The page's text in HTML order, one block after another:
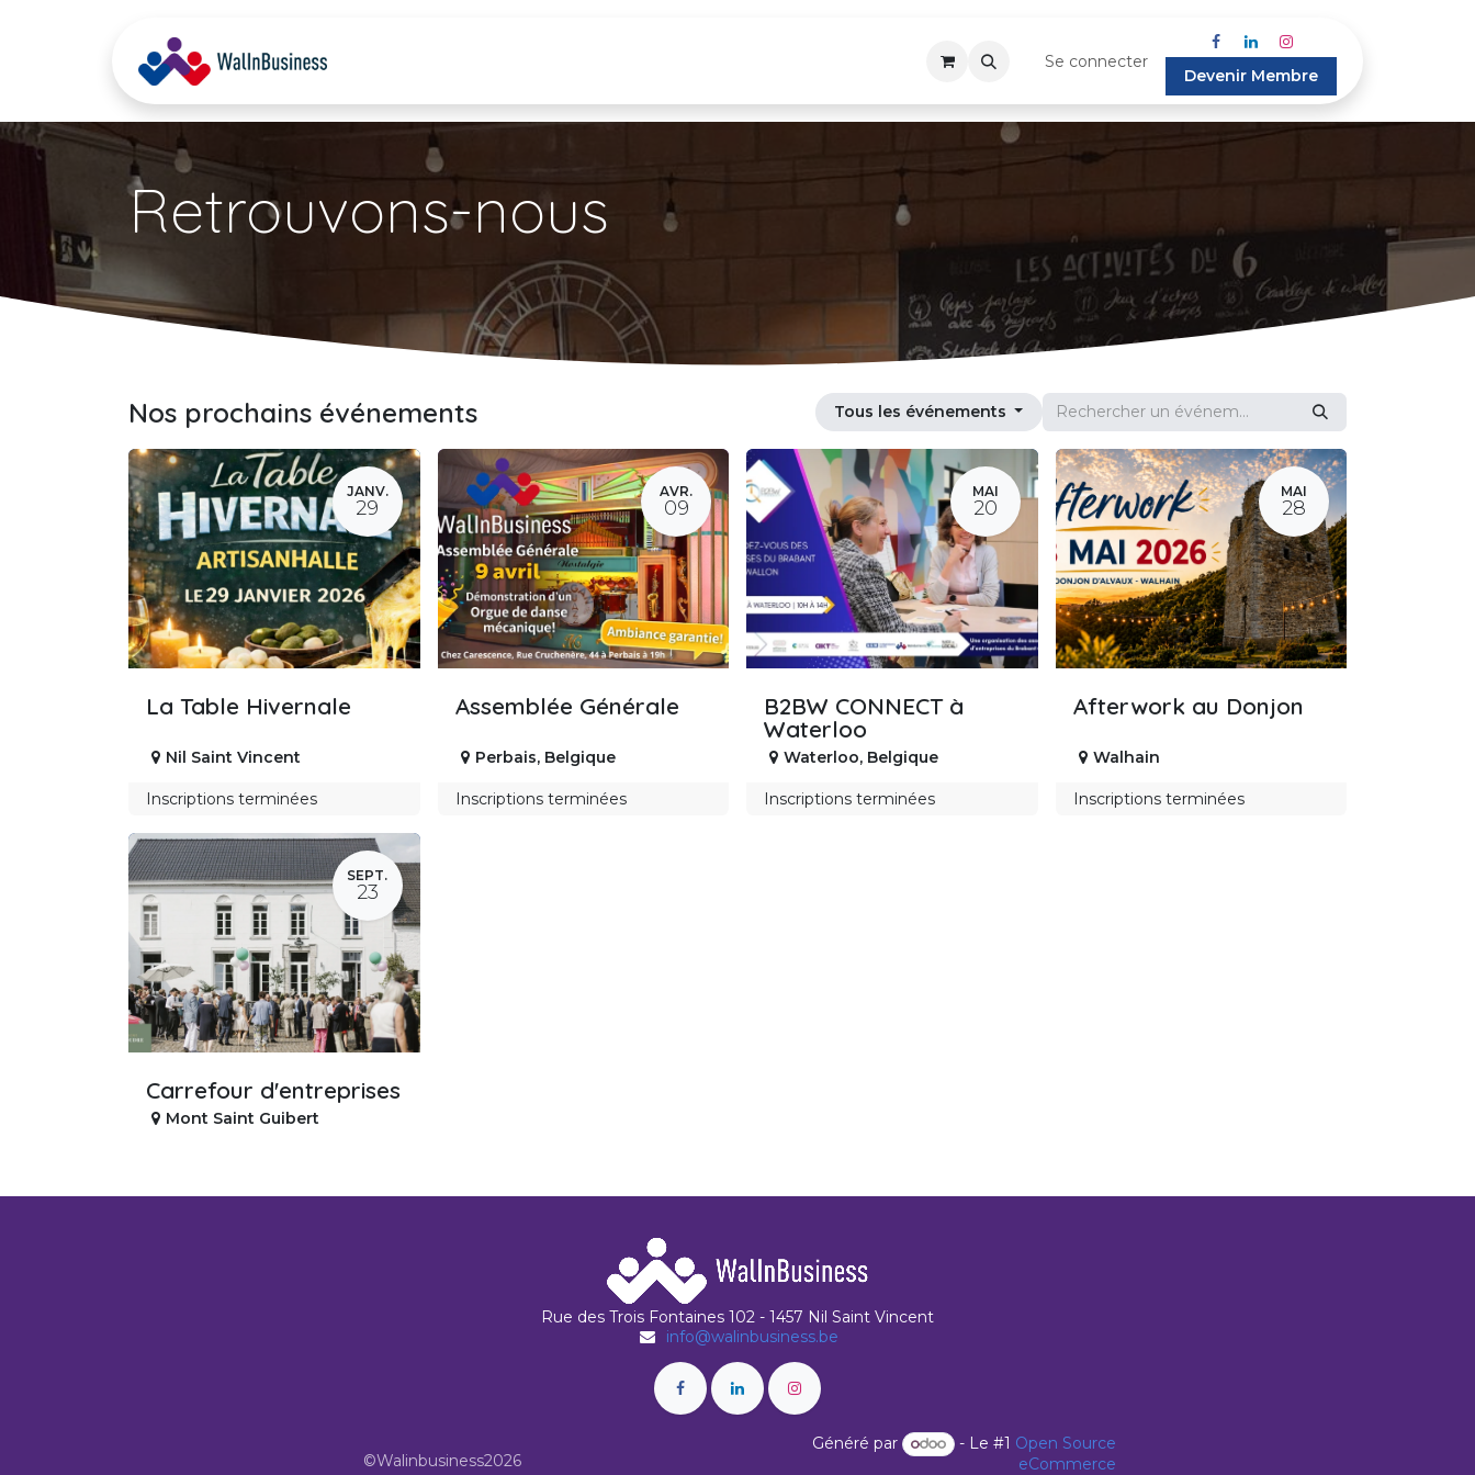
Se connecter
Devenir Membre
Retrouvons-nous
Nos prochains événements Tous les événements
JANV.
29
La Table Hivernale
Nil Saint Vincent
Inscriptions terminées
AVR.
09
Assemblée Générale
Perbais, Belgique
Inscriptions terminées
MAI
20
B2BW CONNECT à
Waterloo
Waterloo, Belgique
Inscriptions terminées
MAI
28
Afterwork au Donjon
Walhain
Inscriptions terminées
SEPT.
23
Carrefour d'entreprises
Mont Saint Guibert
Rue des Trois Fontaines 102 - 1457 Nil Saint Vincent
info@walinbusiness.be
©Walinbusiness2026
Généré par - Le #1 Open Source
eCommerce